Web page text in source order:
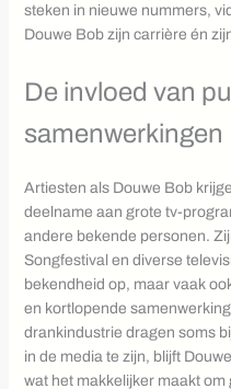
steken in nieuwe nummers,
Douwe Bob zijn carrière én
De invloed van
samenwerkingen
Artiesten als Douwe Bob
deelname aan grote tv-
andere bekende personen.
Songfestival en diverse
bekendheid op, maar vaak
en kortlopende
drankindustrie dragen soms
in de media te zijn, blijft
wat het makkelijker maakt